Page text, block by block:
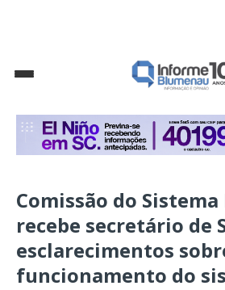
Comissão do
recebe secretário de
esclarecimentos
funcionamento do